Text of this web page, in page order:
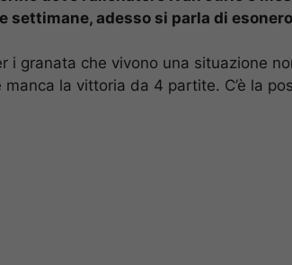
settimane, adesso si parla di
i granata che vivono una situazione
la vittoria da 4 partite. C’è la